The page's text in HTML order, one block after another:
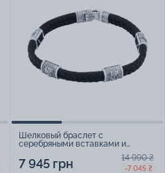
Шелковый браслет с
серебряными вставками и
7 945 грн 14 990 ₴
-7 045 ₴